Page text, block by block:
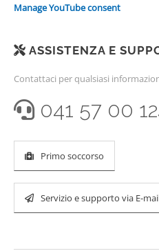
Manage YouTube consent
ASSISTENZA E
Contattaci per qualsiasi
041 57 00
Primo soccorso
Servizio e supporto via E-